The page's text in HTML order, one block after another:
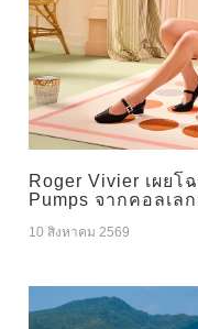
Roger Vivier เผยโ
Pumps จากคอลเล
10 สิงหาคม 2569